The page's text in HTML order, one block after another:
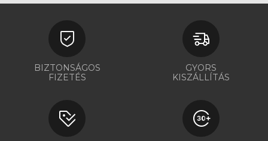
BIZTONSÁGOS
FIZETÉS
GYORS
KISZÁLLÍTÁS